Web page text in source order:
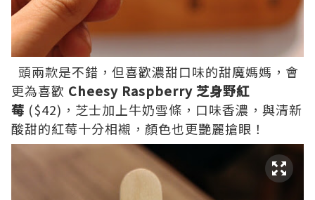
頭兩款是不錯，但喜歡濃甜口味的甜魔媽媽，會
更為喜歡 Cheesy Raspberry 芝身野紅
莓 ($42)，芝士加上牛奶雪條，口味香濃，與清新
酸甜的紅莓十分相襯，顏色也更艷麗搶眼！